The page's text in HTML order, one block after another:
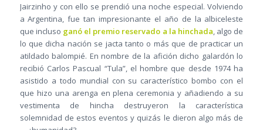
Jairzinho y con ello se prendió una noche especial. Volviendo
a Argentina, fue tan impresionante el año de la albiceleste
que incluso ganó el premio reservado a la hinchada, algo de
lo que dicha nación se jacta tanto o más que de practicar un
atildado balompié. En nombre de la afición dicho galardón lo
recibió Carlos Pascual “Tula”, el hombre que desde 1974 ha
asistido a todo mundial con su característico bombo con el
que hizo una arenga en plena ceremonia y añadiendo a su
vestimenta de hincha destruyeron la característica
solemnidad de estos eventos y quizás le dieron algo más de